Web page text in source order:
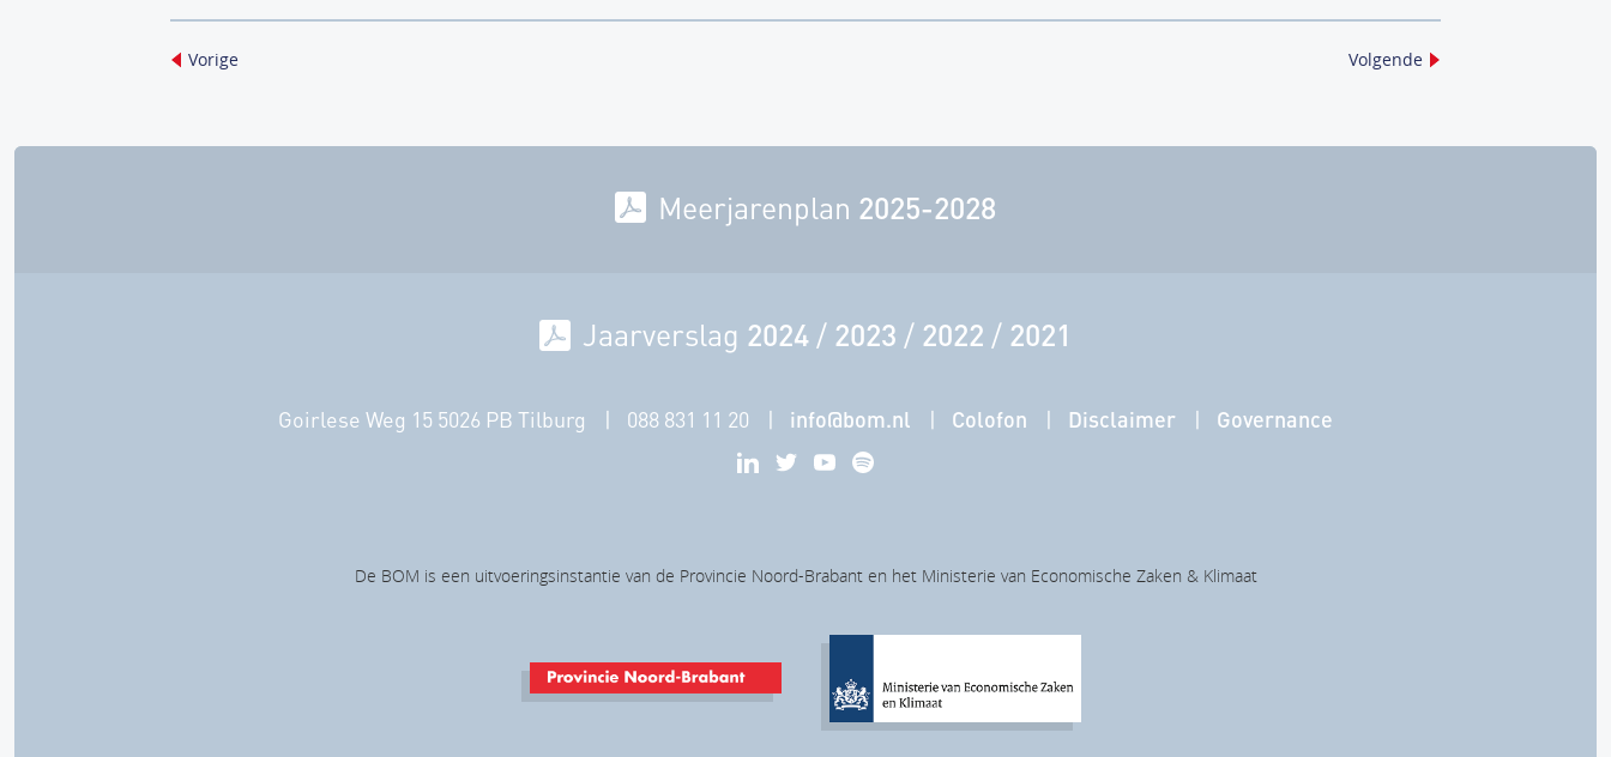
Vorige Volgende
Meerjarenplan 2025-2028
Jaarverslag 2024 / 2023 / 2022 / 2021
Goirlese Weg 15 5026 PB Tilburg 088 831 11 20 info@bom.nl Colofon Disclaimer Governance
De BOM is een uitvoeringsinstantie van de Provincie Noord-Brabant en het Ministerie van Economische Zaken & Klimaat